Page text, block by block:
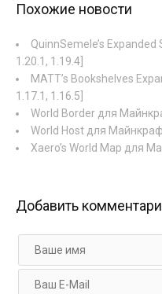
Похожие новости
QuinnSemele’s
1.20.1, 1.19.4]
MATT’s Bookshelves
1.17.1, 1.16.5]
World Border для
World Host для
Xaero’s World Map для
Добавить